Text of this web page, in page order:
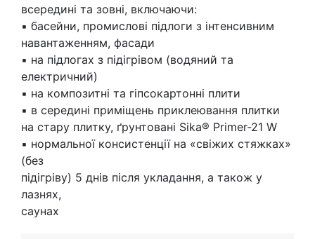
всередині та зовні, включаючи:
▪ басейни, промислові підлоги з інтенсивним
навантаженням, фасади
▪ на підлогах з підігрівом (водяний та
електричний)
▪ на композитні та гіпсокартонні плити
▪ в середині приміщень приклеювання плитки
на стару плитку, ґрунтовані Sika® Primer-21 W
▪ нормальної консистенції на «свіжих стяжках»
(без
підігріву) 5 днів після укладання, а також у
лазнях,
саунах